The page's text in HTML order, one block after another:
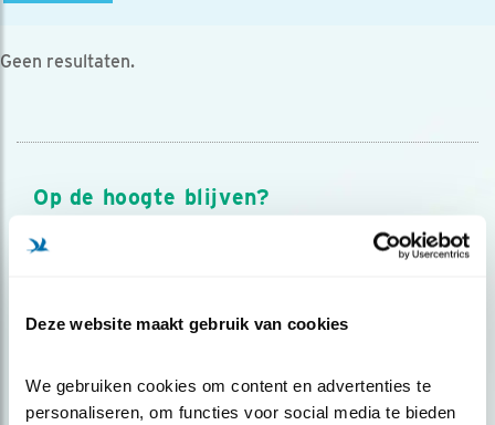
Deze website maakt gebruik van cookies
We gebruiken cookies om content en advertenties te
personaliseren, om functies voor social media te bieden
Geen resultaten.
Op de hoogte blijven?
Meld je aan en ontvang nieuws, inspiratie, acties en tips
over vogels en activiteiten van Vogelbescherming.